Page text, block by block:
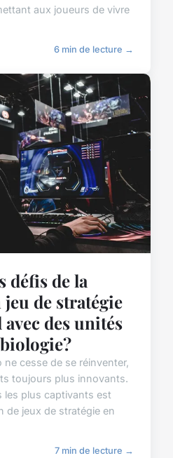
aux joueurs de vivre
6 min de lecture →
défis de la
de stratégie
des unités
cesse de se réinventer,
toujours plus innovants.
les plus captivants est
de jeux de stratégie en
7 min de lecture →